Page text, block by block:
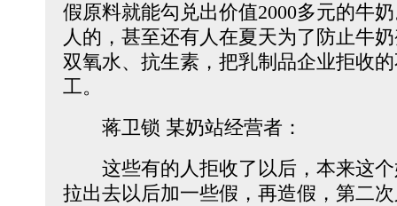
假原料就能勾兑出价值2000多元的牛
人的，甚至还有人在夏天为了防止牛
双氧水、抗生素，把乳制品企业拒收
工。
蒋卫锁 某奶站经营者：
这些有的人拒收了以后，本来这个
拉出去以后加一些假，再造假，第二